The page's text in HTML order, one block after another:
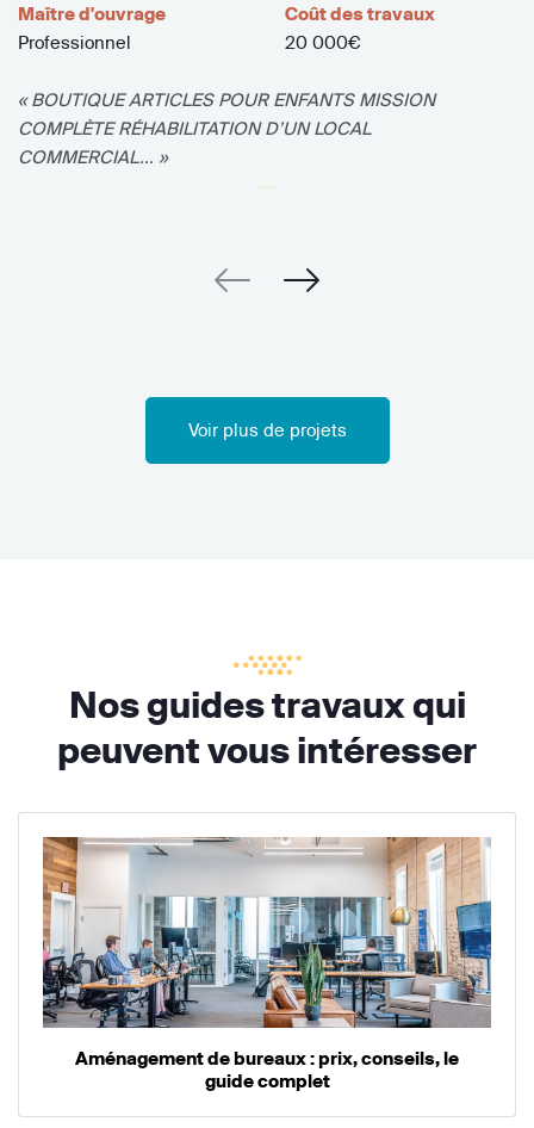
Maître d'ouvrage
Professionnel
Coût des travaux
20 000€
« BOUTIQUE ARTICLES POUR ENFANTS MISSION
COMPLÈTE RÉHABILITATION D’UN LOCAL
COMMERCIAL... »
Voir plus de projets
Nos guides travaux qui
peuvent vous intéresser
Aménagement de bureaux : prix, conseils, le
guide complet